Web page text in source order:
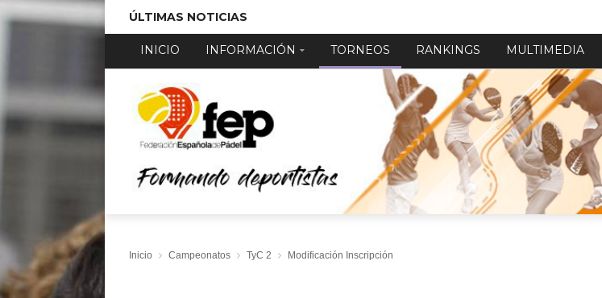
ÚLTIMAS NOTICIAS
INICIO INFORMACIÓN TORNEOS RANKINGS MULTIMEDIA
Inicio Campeonatos TyC 2 Modificación Inscripción